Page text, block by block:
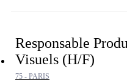
Responsable
Visuels (H/F)
75 - PARIS